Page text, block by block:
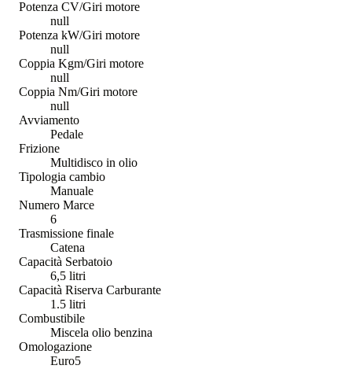
Potenza CV/Giri motore
null
Potenza kW/Giri motore
null
Coppia Kgm/Giri motore
null
Coppia Nm/Giri motore
null
Avviamento
Pedale
Frizione
Multidisco in olio
Tipologia cambio
Manuale
Numero Marce
6
Trasmissione finale
Catena
Capacità Serbatoio
6,5 litri
Capacità Riserva Carburante
1.5 litri
Combustibile
Miscela olio benzina
Omologazione
Euro5